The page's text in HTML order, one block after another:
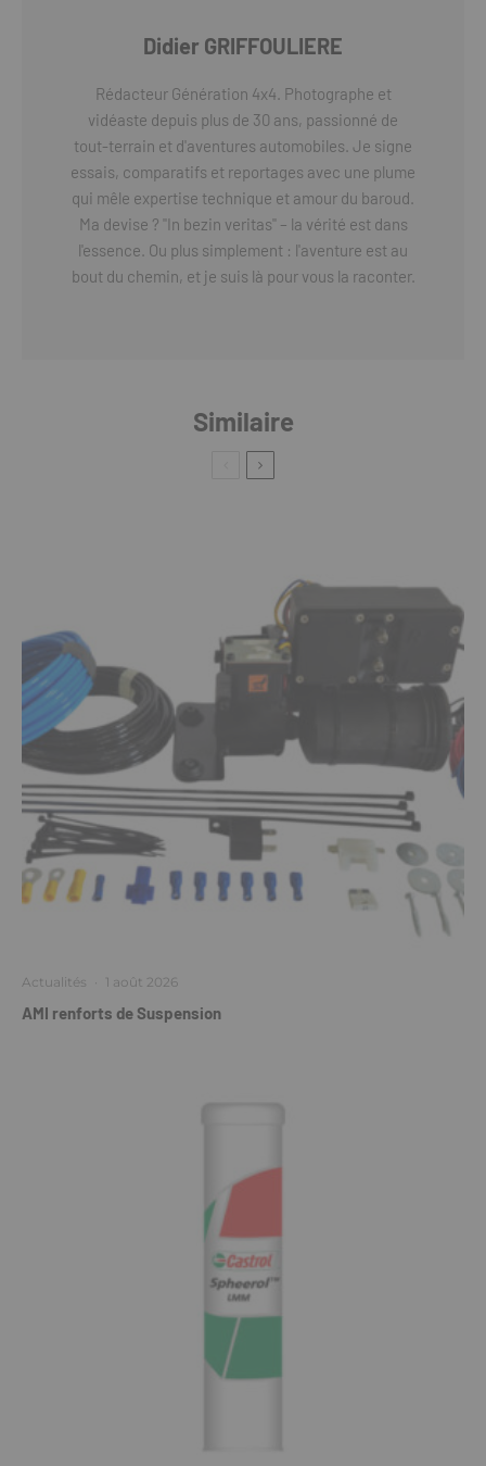
Didier GRIFFOULIERE
Rédacteur Génération 4x4. Photographe et
vidéaste depuis plus de 30 ans, passionné de
tout-terrain et d'aventures automobiles. Je signe
essais, comparatifs et reportages avec une plume
qui mêle expertise technique et amour du baroud.
Ma devise ? "In bezin veritas" – la vérité est dans
l'essence. Ou plus simplement : l'aventure est au
bout du chemin, et je suis là pour vous la raconter.
Similaire
Actualités · 1 août 2026
AMI renforts de Suspension